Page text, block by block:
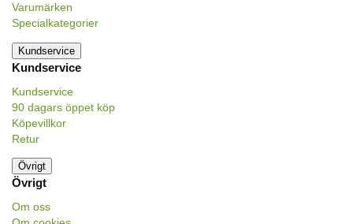
Varumärken
Specialkategorier
Kundservice
Kundservice
Kundservice
90 dagars öppet köp
Köpevillkor
Retur
Övrigt
Övrigt
Om oss